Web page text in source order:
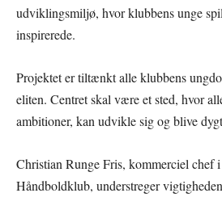
udviklingsmiljø, hvor klubbens unge
inspirerede.
Projektet er tiltænkt alle klubbens
eliten. Centret skal være et sted, hvor
ambitioner, kan udvikle sig og blive
Christian Runge Fris, kommerciel chef
Håndboldklub, understreger